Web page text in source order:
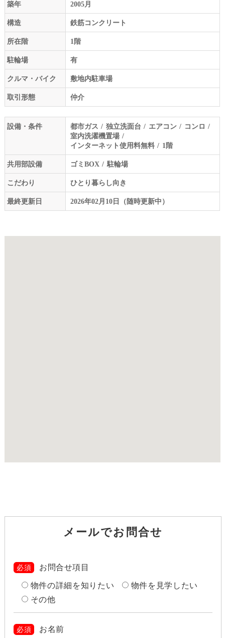
築年 2005月
構造 鉄筋コンクリート
所在階 1階
駐輪場 有
クルマ・バイク 敷地内駐車場
取引形態 仲介
設備・条件 都市ガス 独立洗面台 エアコン
コンロ
室内洗濯機置場
インターネット使用料無料
1階
共用部設備 ゴミBOX 駐輪場
こだわり ひとり暮らし向き
最終更新日 2026年02月10日（随時更新中）
メールでお問合せ
必須 お問合せ項目
物件の詳細を知りたい
物件を見学したい
その他
必須 お名前